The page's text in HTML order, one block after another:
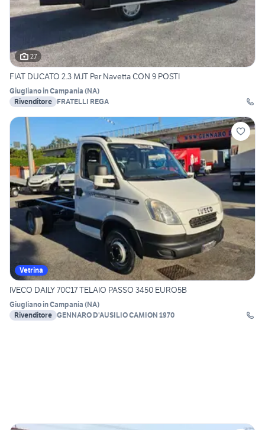
27
FIAT DUCATO 2.3 MJT Per Navetta CON 9 POSTI
Giugliano in Campania (NA)
Rivenditore FRATELLI REGA
Vetrina
IVECO DAILY 70C17 TELAIO PASSO 3450 EURO5B
Giugliano in Campania (NA)
Rivenditore GENNARO D'AUSILIO CAMION 1970